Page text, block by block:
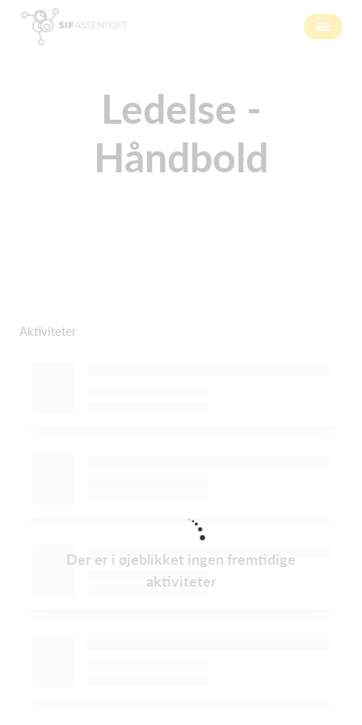
Ledelse -
Håndbold
Aktiviteter
Der er i øjeblikket ingen fremtidige
aktiviteter